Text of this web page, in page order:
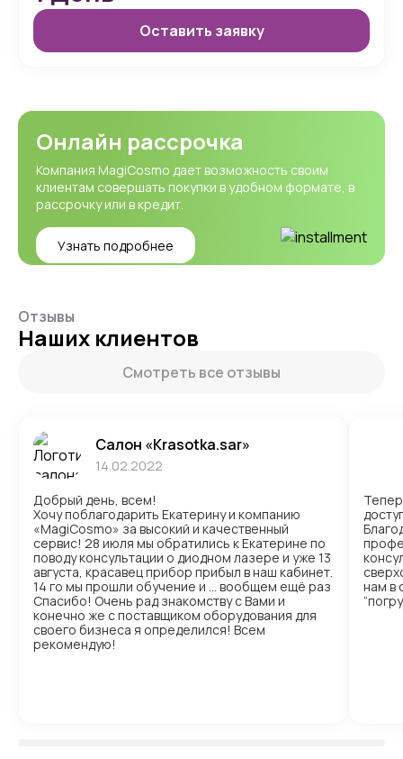
Оставить заявку
Онлайн рассрочка
Компания MagiCosmo дает возможность своим
клиентам совершать покупки в удобном формате, в
рассрочку или в кредит.
Узнать подробнее
Отзывы
Наших клиентов
Смотреть все отзывы
Салон «Krasotka.sar»
14.02.2022
Добрый день, всем!
Хочу поблагодарить Екатерину и компанию
«MagiCosmo» за высокий и качественный
сервис! 28 июля мы обратились к Екатерине по
поводу консультации о диодном лазере и уже 13
августа, красавец прибор прибыл в наш кабинет.
14 го мы прошли обучение и … вообщем ещё раз
Спасибо! Очень рад знакомству с Вами и
конечно же с поставщиком оборудования для
своего бизнеса я определился! Всем
рекомендую!
нам в